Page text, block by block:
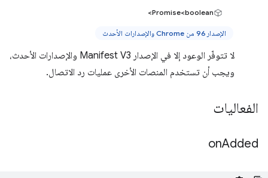
Promise<boolean>
الإصدار 96 من Chrome والإصدارات الأحدث
لا تتوفّر الوعود إلا في الإصدار Manifest V3 والإصدارات الأحدث،
ويجب أن تستخدم المنصات الأخرى عمليات رد الاتصال.
الفعاليات
onAdded